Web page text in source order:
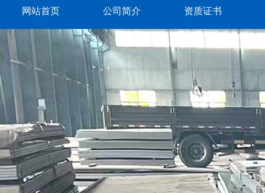
网站首页 公司简介 资质证书